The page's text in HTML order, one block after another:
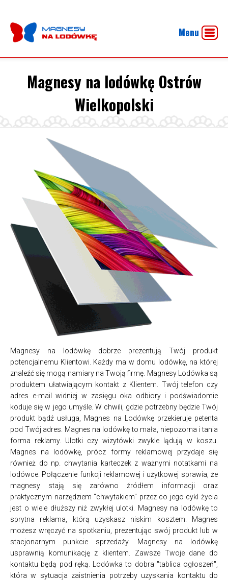
Menu
Magnesy na lodówkę Ostrów
Wielkopolski
Magnesy na lodówkę dobrze prezentują Twój produkt
potencjalnemu Klientowi. Każdy ma w domu lodówkę, na której
znaleźć się mogą namiary na Twoją firmę. Magnesy Lodówka są
produktem ułatwiającym kontakt z Klientem. Twój telefon czy
adres e-mail widniej w zasięgu oka odbiory i podświadomie
koduje się w jego umyśle. W chwili, gdzie potrzebny będzie Twój
produkt bądź usługa, Magnes na Lodówkę przekieruje petenta
pod Twój adres. Magnes na lodówkę to mała, niepozorna i tania
forma reklamy. Ulotki czy wizytówki zwykle lądują w koszu.
Magnes na lodówkę, prócz formy reklamowej przydaje się
również do np. chwytania karteczek z ważnymi notatkami na
lodówce. Połączenie funkcji reklamowej i użytkowej sprawia, że
magnesy stają się zarówno źródłem informacji oraz
praktycznym narzędziem "chwytakiem" przez co jego cykl życia
jest o wiele dłuższy niż zwykłej ulotki. Magnesy na lodówkę to
sprytna reklama, którą uzyskasz niskim kosztem. Magnes
możesz wręczyć na spotkaniu, prezentując swój produkt lub w
stacjonarnym punkcie sprzedaży. Magnesy na lodówkę
usprawnią komunikację z klientem. Zawsze Twoje dane do
kontaktu będą pod ręką. Lodówka to dobra "tablica ogłoszeń",
która w sytuacja zaistnienia potrzeby uzyskania kontaktu do